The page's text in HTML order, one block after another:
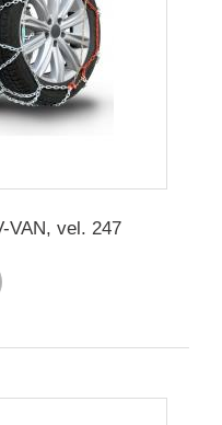
VAN, vel. 247